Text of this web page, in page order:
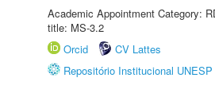
Academic Appointment Category:
title: MS-3.2
Orcid
CV Lattes
Repositório Institucional UNESP